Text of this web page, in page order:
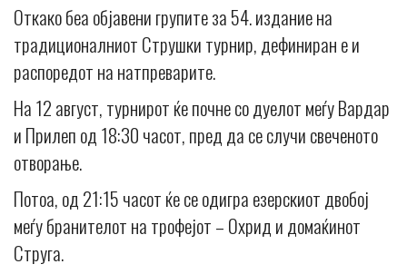
Откако беа објавени групите за 54. издание на
традиционалниот Струшки турнир, дефиниран е и
распоредот на натпреварите.
На 12 август, турнирот ќе почне со дуелот меѓу Вардар
и Прилеп од 18:30 часот, пред да се случи свеченото
отворање.
Потоа, од 21:15 часот ќе се одигра езерскиот двобој
меѓу бранителот на трофејот – Охрид и домаќинот
Струга.